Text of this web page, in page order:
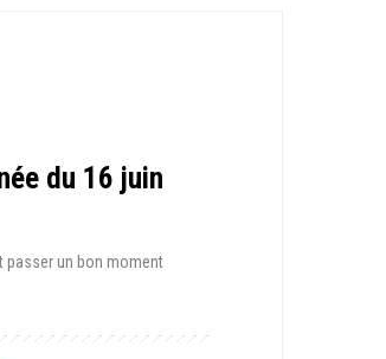
du 16 juin
passer un bon moment